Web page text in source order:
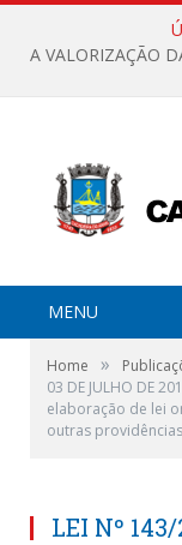
MENU
Home »
03 DE JULHO DE
elaboração de lei
outras
LEI Nº 143/